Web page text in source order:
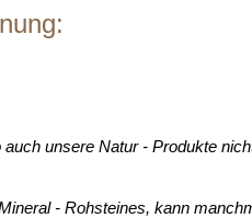
unsere Natur - Produkte
- Rohsteines, kann